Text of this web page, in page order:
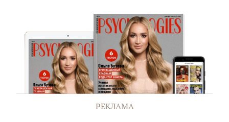
РЕКЛАМА